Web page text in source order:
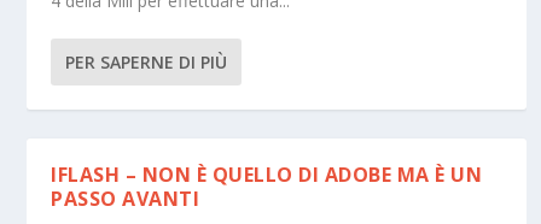
PER SAPERNE DI PIÙ
IFLASH – NON È QUELLO DI ADOBE MA È UN
PASSO AVANTI